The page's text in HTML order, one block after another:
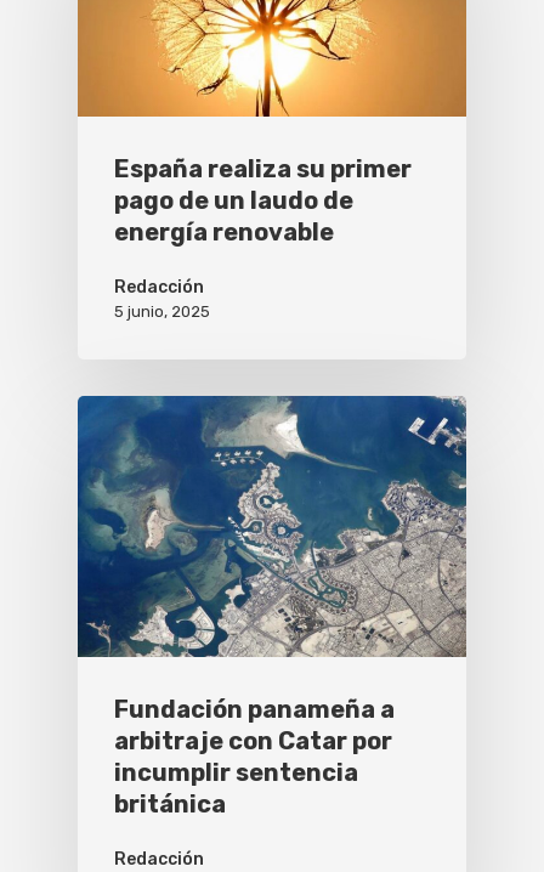
España realiza su primer
pago de un laudo de
energía renovable
Redacción
5 junio, 2025
Fundación panameña a
arbitraje con Catar por
incumplir sentencia
británica
Redacción